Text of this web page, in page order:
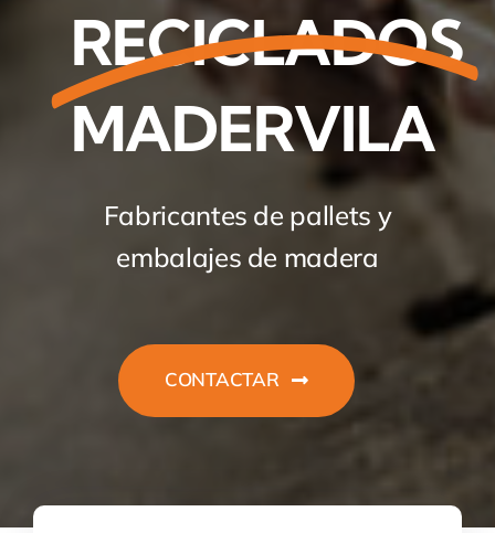
RECICLADOS
MADERVILA
Fabricantes de pallets y
embalajes de madera
CONTACTAR